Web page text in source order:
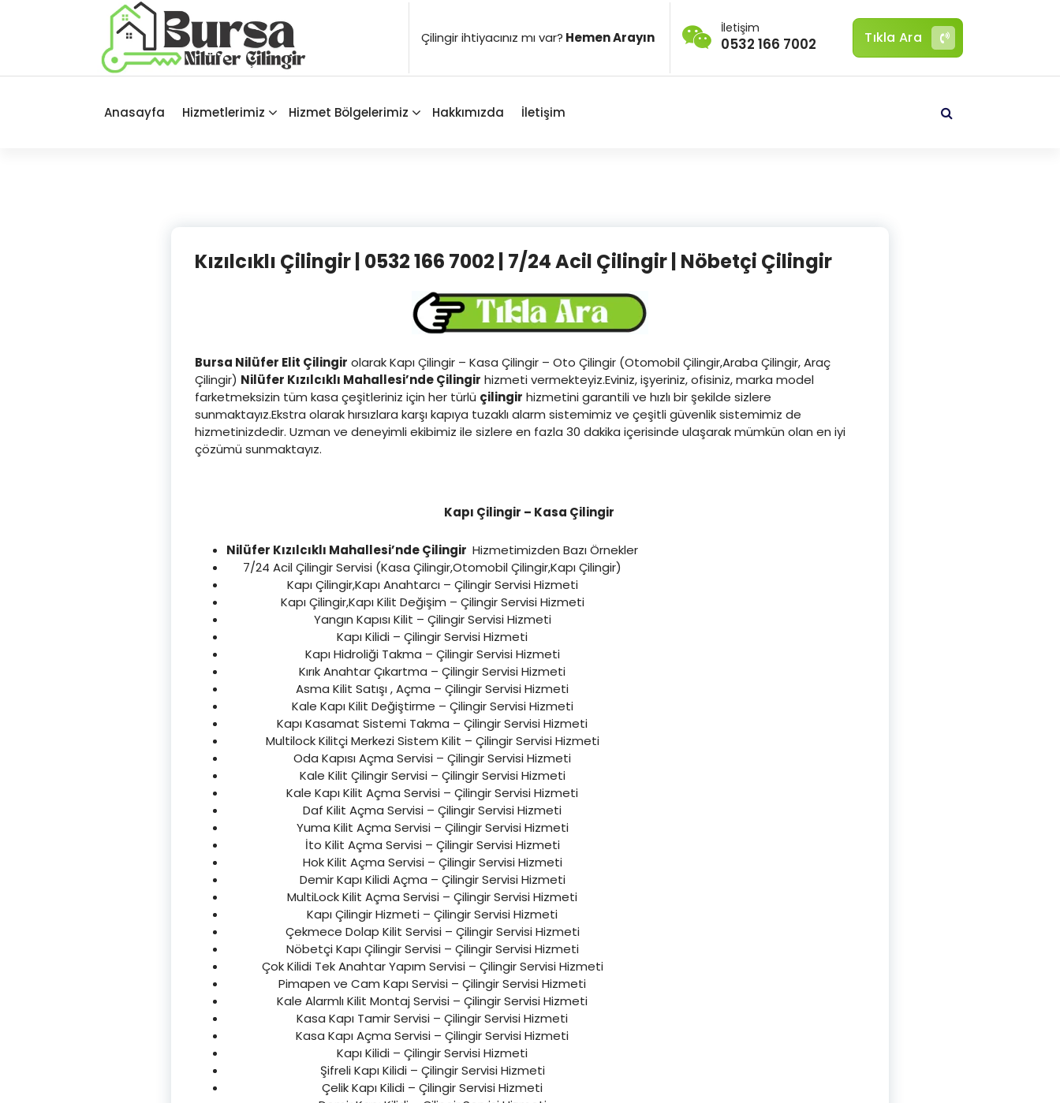
Çilingir ihtiyacınız mı var? Hemen Arayın
İletişim
0532 166 7002 Tıkla Ara
Anasayfa Hizmetlerimiz Hizmet Bölgelerimiz Hakkımızda İletişim
Kızılcıklı Çilingir | 0532 166 7002 | 7/24 Acil Çilingir | Nöbetçi Çilingir
Bursa Nilüfer Elit Çilingir olarak Kapı Çilingir – Kasa Çilingir – Oto Çilingir (Otomobil Çilingir,Araba Çilingir, Araç
Çilingir) Nilüfer Kızılcıklı Mahallesi’nde Çilingir hizmeti vermekteyiz.Eviniz, işyeriniz, ofisiniz, marka model
farketmeksizin tüm kasa çeşitleriniz için her türlü çilingir hizmetini garantili ve hızlı bir şekilde sizlere
sunmaktayız.Ekstra olarak hırsızlara karşı kapıya tuzaklı alarm sistemimiz ve çeşitli güvenlik sistemimiz de
hizmetinizdedir. Uzman ve deneyimli ekibimiz ile sizlere en fazla 30 dakika içerisinde ulaşarak mümkün olan en iyi
çözümü sunmaktayız.
Kapı Çilingir – Kasa Çilingir
Nilüfer Kızılcıklı Mahallesi’nde Çilingir Hizmetimizden Bazı Örnekler
7/24 Acil Çilingir Servisi (Kasa Çilingir,Otomobil Çilingir,Kapı Çilingir)
Kapı Çilingir,Kapı Anahtarcı – Çilingir Servisi Hizmeti
Kapı Çilingir,Kapı Kilit Değişim – Çilingir Servisi Hizmeti
Yangın Kapısı Kilit – Çilingir Servisi Hizmeti
Kapı Kilidi – Çilingir Servisi Hizmeti
Kapı Hidroliği Takma – Çilingir Servisi Hizmeti
Kırık Anahtar Çıkartma – Çilingir Servisi Hizmeti
Asma Kilit Satışı , Açma – Çilingir Servisi Hizmeti
Kale Kapı Kilit Değiştirme – Çilingir Servisi Hizmeti
Kapı Kasamat Sistemi Takma – Çilingir Servisi Hizmeti
Multilock Kilitçi Merkezi Sistem Kilit – Çilingir Servisi Hizmeti
Oda Kapısı Açma Servisi – Çilingir Servisi Hizmeti
Kale Kilit Çilingir Servisi – Çilingir Servisi Hizmeti
Kale Kapı Kilit Açma Servisi – Çilingir Servisi Hizmeti
Daf Kilit Açma Servisi – Çilingir Servisi Hizmeti
Yuma Kilit Açma Servisi – Çilingir Servisi Hizmeti
İto Kilit Açma Servisi – Çilingir Servisi Hizmeti
Hok Kilit Açma Servisi – Çilingir Servisi Hizmeti
Demir Kapı Kilidi Açma – Çilingir Servisi Hizmeti
MultiLock Kilit Açma Servisi – Çilingir Servisi Hizmeti
Kapı Çilingir Hizmeti – Çilingir Servisi Hizmeti
Çekmece Dolap Kilit Servisi – Çilingir Servisi Hizmeti
Nöbetçi Kapı Çilingir Servisi – Çilingir Servisi Hizmeti
Çok Kilidi Tek Anahtar Yapım Servisi – Çilingir Servisi Hizmeti
Pimapen ve Cam Kapı Servisi – Çilingir Servisi Hizmeti
Kale Alarmlı Kilit Montaj Servisi – Çilingir Servisi Hizmeti
Kasa Kapı Tamir Servisi – Çilingir Servisi Hizmeti
Kasa Kapı Açma Servisi – Çilingir Servisi Hizmeti
Kapı Kilidi – Çilingir Servisi Hizmeti
Şifreli Kapı Kilidi – Çilingir Servisi Hizmeti
Çelik Kapı Kilidi – Çilingir Servisi Hizmeti